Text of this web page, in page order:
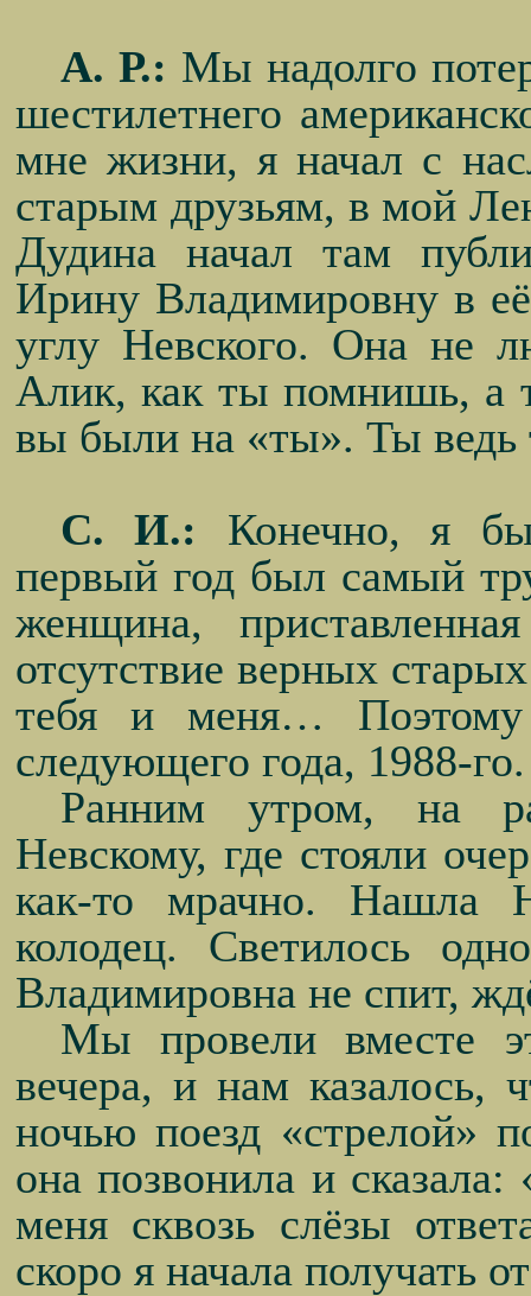
А. Р.: Мы надолго
шестилетнего
мне жизни, я начал с
старым друзьям, в мой
Дудина начал там
Ирину Владимировну в
углу Невского. Она не
Алик, как ты помнишь, а
вы были на «ты». Ты ведь
С. И.: Конечно, я
первый год был самый
женщина,
отсутствие верных
тебя и меня…
следующего года, 1988-го.
Ранним утром, на
Невскому, где стояли
как-то мрачно. Нашла
колодец. Светилось
Владимировна не спит,
Мы провели вместе
вечера, и нам казалось,
ночью поезд «стрелой»
она позвонила и
меня сквозь слёзы
скоро я начала получать